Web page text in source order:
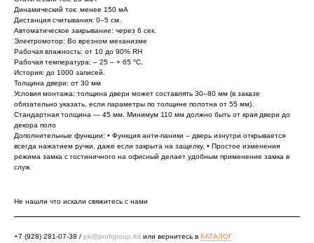
Динамический ток: менее 150 мА
Дистанция считывания: 0–5 см.
Автоматическое закрывание: через 6 сек.
Электромотор: Во врезном механизме
Рабочая влажность: от 10 до 90% RH
Рабочая температура: – 25 – + 65 °С.
История: до 1000 записей.
Толщина двери: от 30 мм
Условия монтажа: толщина двери может составлять 30–80 мм (в заказе
обязательно указать, если параметры по толщине полотна от 55 мм).
Стандартная толщина — 45 мм. Минимум 110 мм должно быть от края двери до
декора поло
Дополнительные функции: • Функция анти-паники – дверь изнутри открывается
всегда нажатием ручки, даже если закрыта на защелку. • Простое изменения
режима замка с гостиничного на офисный делает удобным применение замка в
служ
Не нашли что искали свяжитесь с нами
+7 (928) 281-07-38 / pk@profigroup.ltd или вернитесь в КАТАЛОГ